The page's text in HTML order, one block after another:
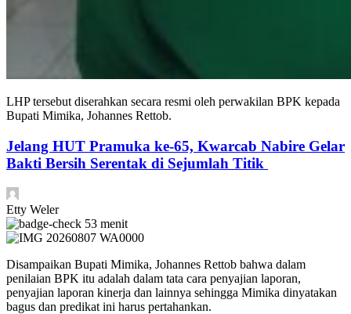
LHP tersebut diserahkan secara resmi oleh perwakilan BPK kepada
Bupati Mimika, Johannes Rettob.
Jelang HUT Pramuka ke-65, Kwarcab Nabire Gelar
Bakti Bersih Serentak di Sejumlah Titik
Etty Weler
53 menit
Disampaikan Bupati Mimika, Johannes Rettob bahwa dalam
penilaian BPK itu adalah dalam tata cara penyajian laporan,
penyajian laporan kinerja dan lainnya sehingga Mimika dinyatakan
bagus dan predikat ini harus pertahankan.